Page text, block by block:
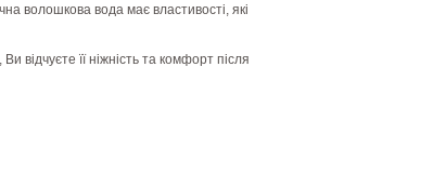
волошкова вода має властивості, які
відчуєте її ніжність та комфорт після